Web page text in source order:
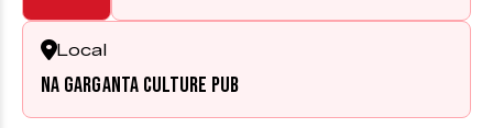
Local
Na Garganta Culture Pub